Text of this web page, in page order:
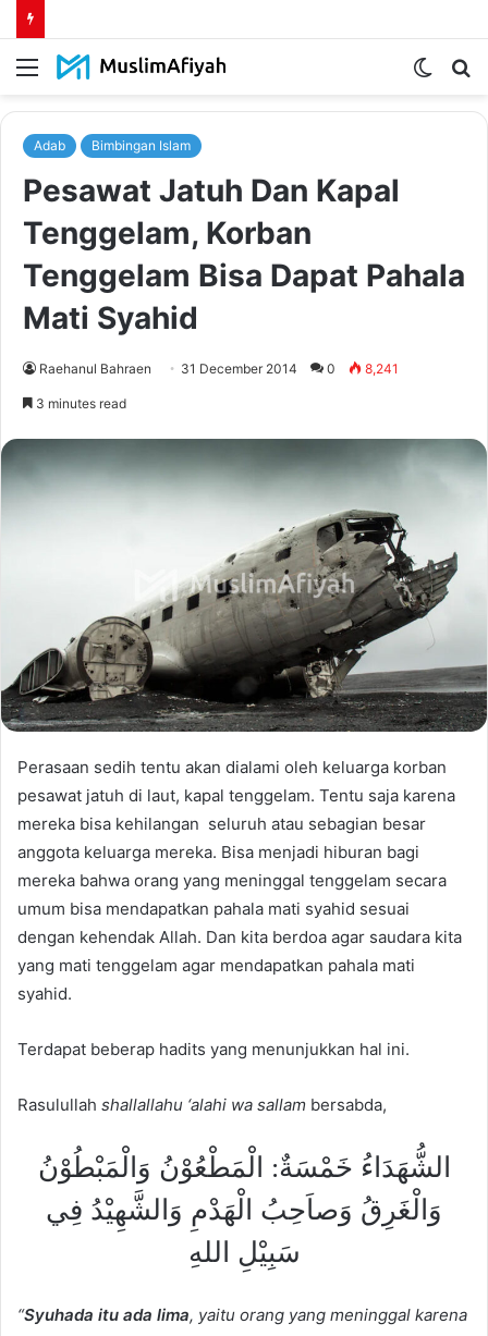
Menu
Switch
Adab Bimbingan Islam
Pesawat Jatuh Dan Kapal
Tenggelam, Korban
Tenggelam Bisa Dapat Pahala
Mati Syahid
Raehanul Bahraen 31 December 2014 0 8,241
3 minutes read
Perasaan sedih tentu akan dialami oleh keluarga korban
pesawat jatuh di laut, kapal tenggelam. Tentu saja karena
mereka bisa kehilangan seluruh atau sebagian besar
anggota keluarga mereka. Bisa menjadi hiburan bagi
mereka bahwa orang yang meninggal tenggelam secara
umum bisa mendapatkan pahala mati syahid sesuai
dengan kehendak Allah. Dan kita berdoa agar saudara kita
yang mati tenggelam agar mendapatkan pahala mati
syahid.
Terdapat beberap hadits yang menunjukkan hal ini.
Rasulullah shallallahu ‘alahi wa sallam bersabda,
الشُّهَدَاءُ خَمْسَةٌ: الْمَطْعُوْنُ وَالْمَبْطُوْنُ
وَالْغَرِقُ وَصاَحِبُ الْهَدْمِ وَالشَّهِيْدُ فِي
سَبِيْلِ اللهِ
“Syuhada itu ada lima, yaitu orang yang meninggal karena